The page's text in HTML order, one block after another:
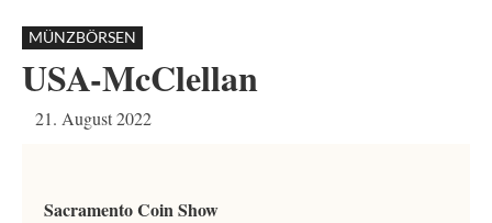
MÜNZBÖRSEN
USA-McClellan
21. August 2022
Sacramento Coin Show